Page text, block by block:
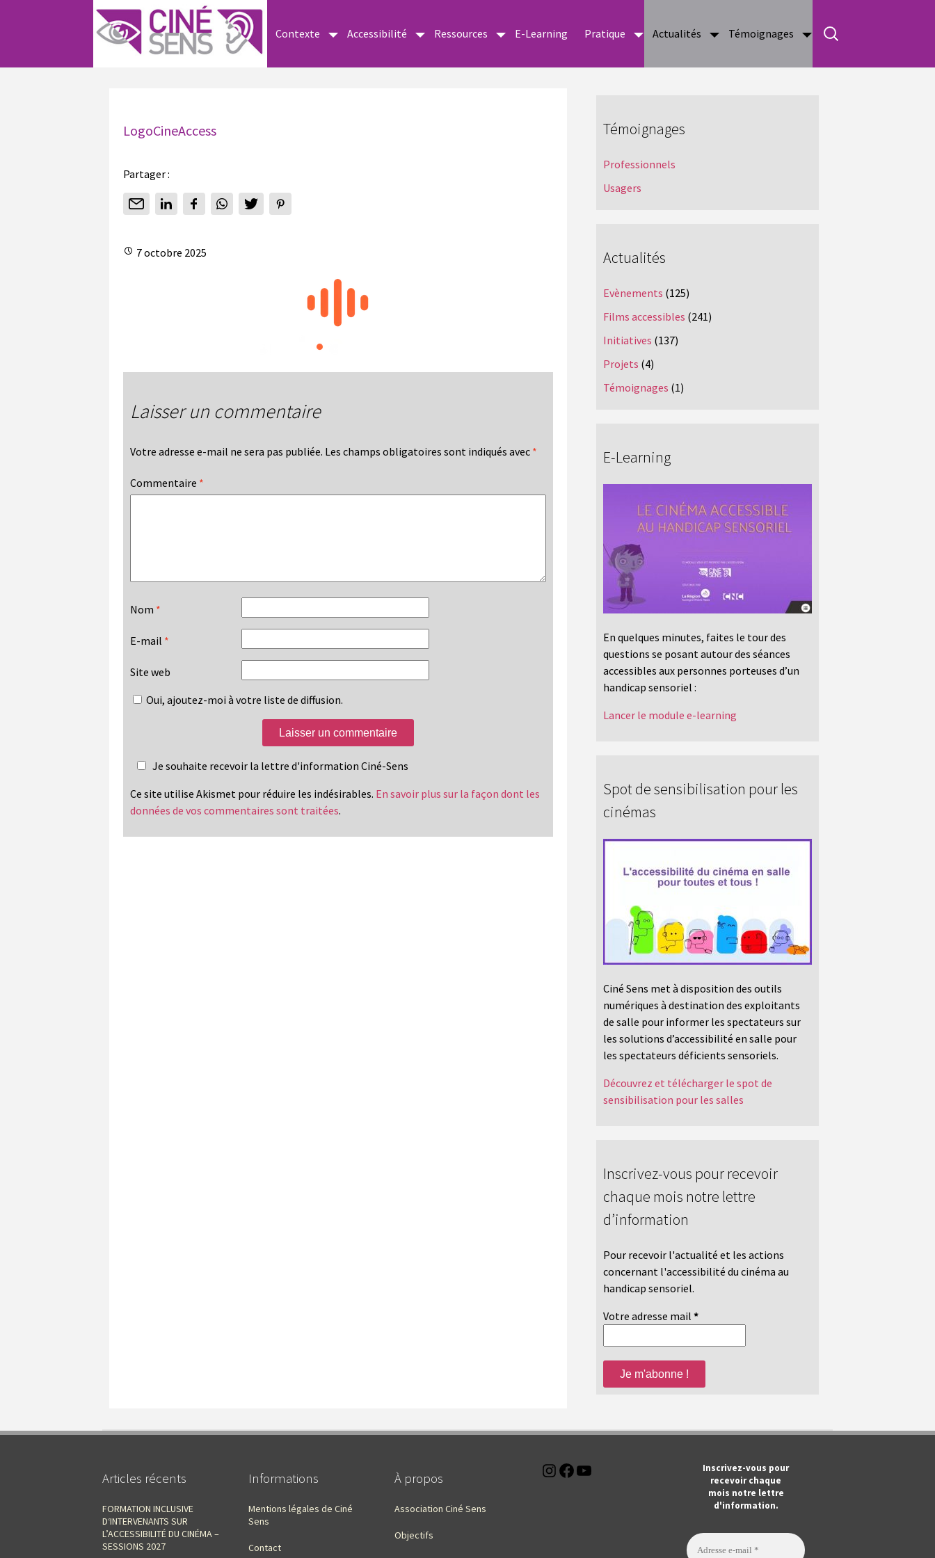
Contexte Accessibilité Ressources E-Learning Pratique Actualités Témoignages
LogoCineAccess
Partager :
7 octobre 2025
Laisser un commentaire
Votre adresse e-mail ne sera pas publiée. Les champs obligatoires sont indiqués avec *
Commentaire *
Nom *
E-mail *
Site web
Oui, ajoutez-moi à votre liste de diffusion.
Je souhaite recevoir la lettre d'information Ciné-Sens
Ce site utilise Akismet pour réduire les indésirables. En savoir plus sur la façon dont les
données de vos commentaires sont traitées.
Témoignages
Professionnels
Usagers
Actualités
Evènements (125)
Films accessibles (241)
Initiatives (137)
Projets (4)
Témoignages (1)
E-Learning
En quelques minutes, faites le tour des
questions se posant autour des séances
accessibles aux personnes porteuses d’un
handicap sensoriel :
Lancer le module e-learning
Spot de sensibilisation pour les
cinémas
Ciné Sens met à disposition des outils
numériques à destination des exploitants
de salle pour informer les spectateurs sur
les solutions d’accessibilité en salle pour
les spectateurs déficients sensoriels.
Découvrez et télécharger le spot de
sensibilisation pour les salles
Inscrivez-vous pour recevoir
chaque mois notre lettre
d’information
Pour recevoir l'actualité et les actions
concernant l'accessibilité du cinéma au
handicap sensoriel.
Votre adresse mail *
Articles récents
FORMATION INCLUSIVE
D‘INTERVENANTS SUR
L’ACCESSIBILITÉ DU CINÉMA –
SESSIONS 2027
Informations
Mentions légales de Ciné
Sens
Contact
À propos
Association Ciné Sens
Objectifs
Instagram
Facebook
Inscrivez-vous pour
recevoir chaque
mois notre lettre
d'information.